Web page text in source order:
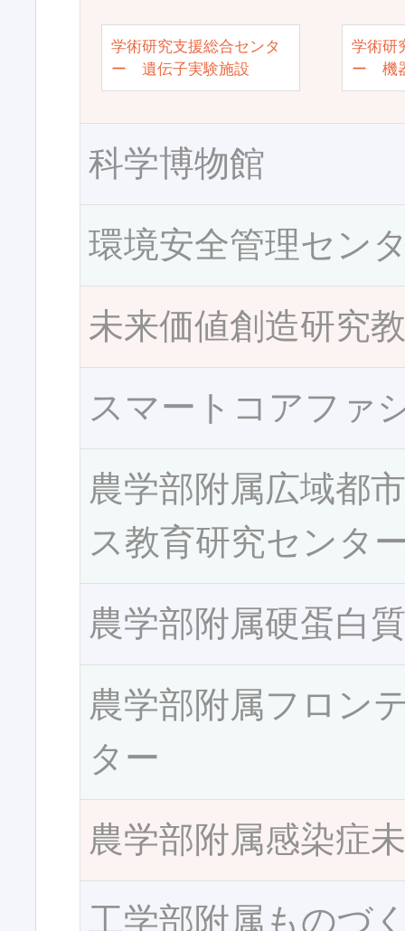
学術研究支援総合センタ
ー 遺伝子実験施設
学術研
ー 機
科学博物館
環境安全管理セン
未来価値創造研究
スマートコアファ
農学部附属広域都
ス教育研究センタ
農学部附属硬蛋白
農学部附属フロン
ター
農学部附属感染症
工学部附属ものづ